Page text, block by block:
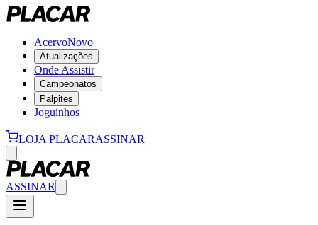
AcervoNovo
Atualizações
Onde Assistir
Campeonatos
Palpites
Joguinhos
LOJA PLACARASSINAR
ASSINAR